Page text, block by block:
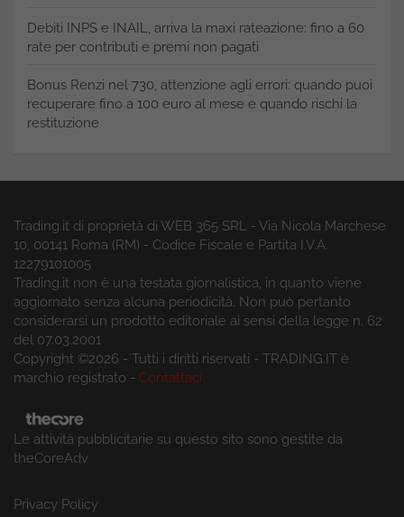
Debiti INPS e INAIL, arriva la maxi rateazione: fino a 60
rate per contributi e premi non pagati
Bonus Renzi nel 730, attenzione agli errori: quando puoi
recuperare fino a 100 euro al mese e quando rischi la
restituzione
Trading.it di proprietà di WEB 365 SRL - Via Nicola Marchese
10, 00141 Roma (RM) - Codice Fiscale e Partita I.V.A.
12279101005
Trading.it non è una testata giornalistica, in quanto viene
aggiornato senza alcuna periodicità. Non può pertanto
considerarsi un prodotto editoriale ai sensi della legge n. 62
del 07.03.2001
Copyright ©2026 - Tutti i diritti riservati - TRADING.IT è
marchio registrato - Contattaci
Le attività pubblicitarie su questo sito sono gestite da
theCoreAdv
Privacy Policy